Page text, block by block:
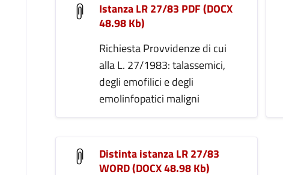
Istanza LR 27/83 PDF (DOCX
48.98 Kb)
Richiesta Provvidenze di cui
alla L. 27/1983: talassemici,
degli emofilici e degli
emolinfopatici maligni
Distinta istanza LR 27/83
WORD (DOCX 48.98 Kb)